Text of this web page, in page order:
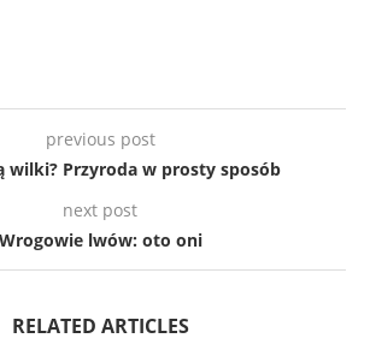
previous post
wilki? Przyroda w prosty sposób
next post
Wrogowie lwów: oto oni
RELATED ARTICLES